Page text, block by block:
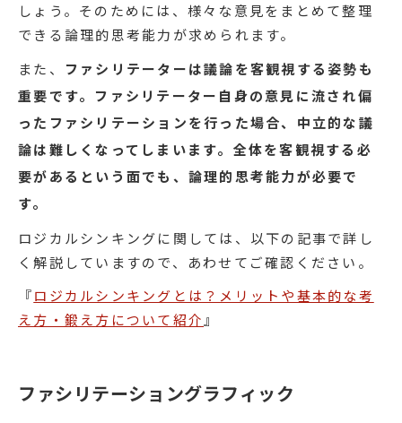
しょう。そのためには、様々な意見をまとめて整理
できる論理的思考能力が求められます。
また、
ファシリテーターは議論を客観視する姿勢も
重要です。ファシリテーター自身の意見に流され偏
ったファシリテーションを行った場合、中立的な議
論は難しくなってしまいます。全体を客観視する必
要があるという面でも、論理的思考能力が必要で
す。
ロジカルシンキングに関しては、以下の記事で詳し
く解説していますので、あわせてご確認ください。
『ロジカルシンキングとは？メリットや基本的な考
え方・鍛え方について紹介 』
ファシリテーショングラフィック